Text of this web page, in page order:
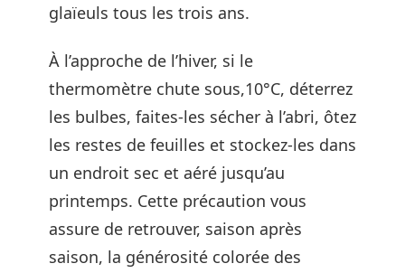
glaïeuls tous les trois ans.
À l’approche de l’hiver, si le
thermomètre chute sous,10°C, déterrez
les bulbes, faites-les sécher à l’abri, ôtez
les restes de feuilles et stockez-les dans
un endroit sec et aéré jusqu’au
printemps. Cette précaution vous
assure de retrouver, saison après
saison, la générosité colorée des